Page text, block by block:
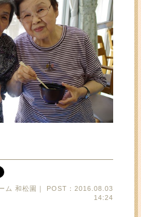
ム 和松園｜ POST：2016.08.03
14:24